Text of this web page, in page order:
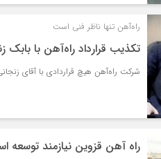
راه‌آهن تنها ناظر فنی است
تکذیب قرارداد راه‌آهن با بابک
شرکت راه‌آهن هیچ قراردادی با آقای
راه آهن قزوین نیازمند توسعه